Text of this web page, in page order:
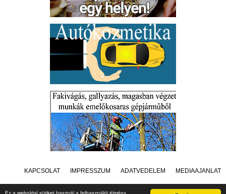
KAPCSOLAT IMPRESSZUM ADATVÉDELEM MÉDIAAJÁNLAT